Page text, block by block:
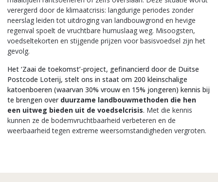
verergerd door de klimaatcrisis: langdurige periodes zonder
neerslag leiden tot uitdroging van landbouwgrond en hevige
regenval spoelt de vruchtbare humuslaag weg. Misoogsten,
voedseltekorten en stijgende prijzen voor basisvoedsel zijn het
gevolg.
Het ‘Zaai de toekomst’-project, gefinancierd door de Duitse
Postcode Loterij, stelt ons in staat om 200 kleinschalige
katoenboeren (waarvan 30% vrouw en 15% jongeren) kennis bij
te brengen over duurzame landbouwmethoden die hen
een uitweg bieden uit de voedselcrisis. Met die kennis
kunnen ze de bodemvruchtbaarheid verbeteren en de
weerbaarheid tegen extreme weersomstandigheden vergroten.